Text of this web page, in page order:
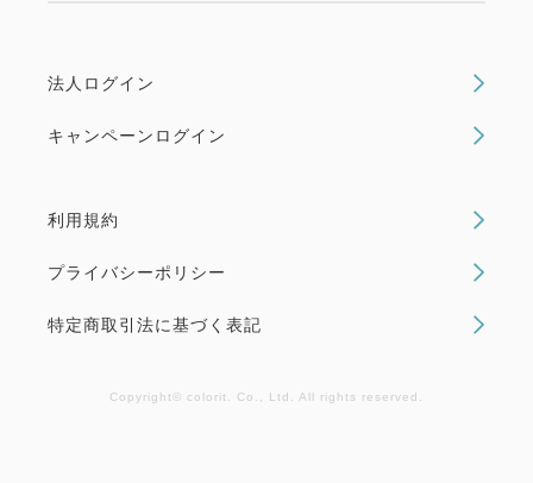
法人ログイン
キャンペーンログイン
利用規約
プライバシーポリシー
特定商取引法に基づく表記
Copyright© colorit. Co., Ltd. All rights reserved.